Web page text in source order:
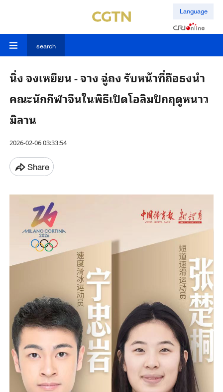
Language
search
นิ่ง จงเหยียน - จาง ฉู่ถง รับหน้าที่ถือธงนำ
คณะนักกีฬาจีนในพิธีเปิดโอลิมปิกฤดูหนาว
มิลาน
2026-02-06 03:33:54
Share